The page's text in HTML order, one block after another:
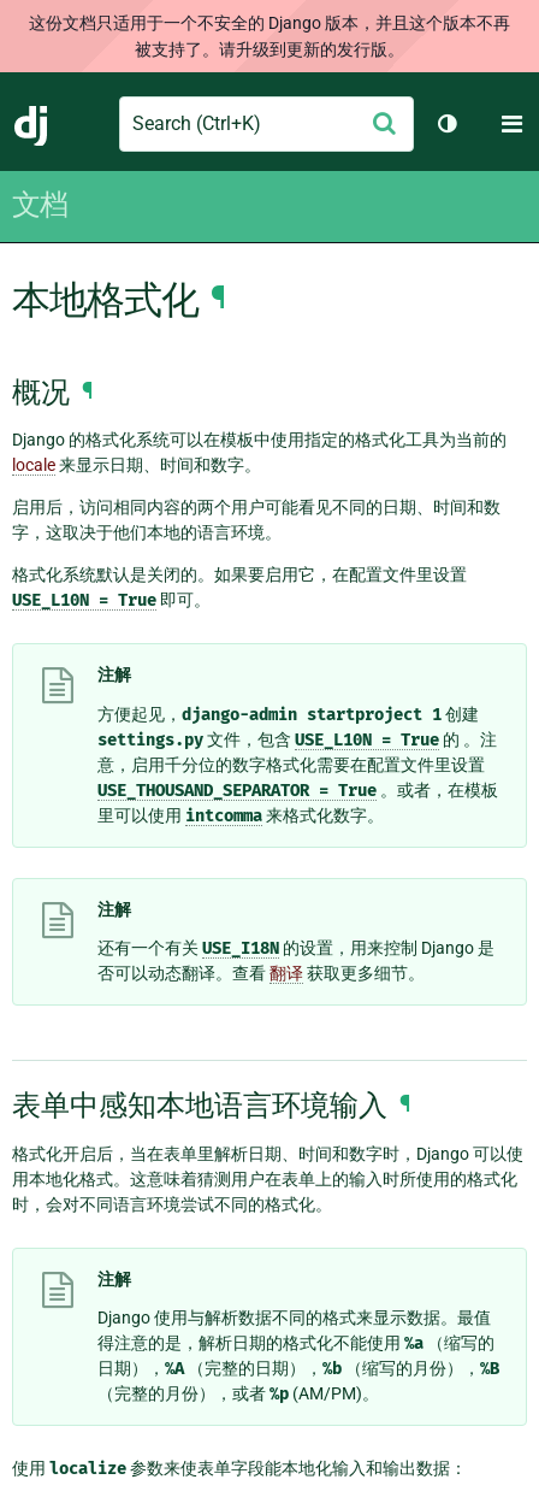
这份文档只适用于一个不安全的 Django 版本，并且这个版本不再
被支持了。请升级到更新的发行版。
Django
Search
交
切换主题
文档
本地格式化 ¶
概况 ¶
Django 的格式化系统可以在模板中使用指定的格式化工具为当前的
locale来显示日期、时间和数字。
启用后，访问相同内容的两个用户可能看见不同的日期、时间和数
字，这取决于他们本地的语言环境。
格式化系统默认是关闭的。如果要启用它，在配置文件里设置
USE_L10N = True 即可。
注解
方便起见， django-admin startproject 1创建
settings.py文件，包含 USE_L10N = True 的 。注
意，启用千分位的数字格式化需要在配置文件里设置
USE_THOUSAND_SEPARATOR = True 。或者，在模板
里可以使用 intcomma来格式化数字。
注解
还有一个有关USE_I18N 的设置，用来控制 Django 是
否可以动态翻译。查看翻译获取更多细节。
表单中感知本地语言环境输入 ¶
格式化开启后，当在表单里解析日期、时间和数字时，Django 可以使
用本地化格式。这意味着猜测用户在表单上的输入时所使用的格式化
时，会对不同语言环境尝试不同的格式化。
注解
Django 使用与解析数据不同的格式来显示数据。最值
得注意的是，解析日期的格式化不能使用 %a （缩写的
日期）， %A（完整的日期）， %b （缩写的月份）， %B
（完整的月份），或者%p (AM/PM)。
使用 localize参数来使表单字段能本地化输入和输出数据：